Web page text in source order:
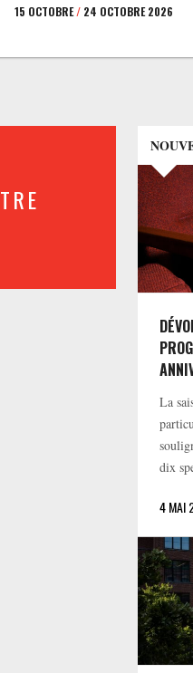
15 OCTOBRE/24 OCTOBRE 2026
La
dix
4 MAI